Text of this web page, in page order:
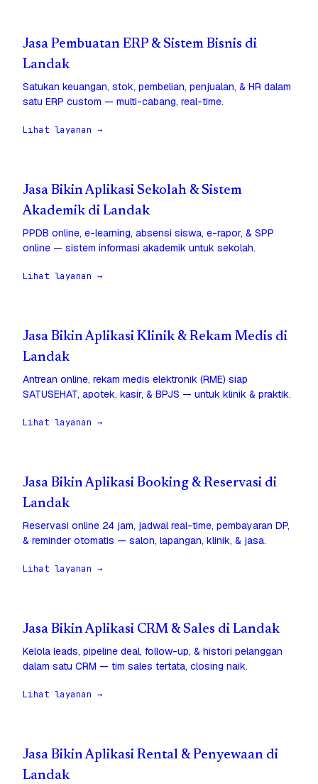
Jasa Pembuatan ERP & Sistem Bisnis di
Landak
Satukan keuangan, stok, pembelian, penjualan, & HR dalam
satu ERP custom — multi-cabang, real-time.
Lihat layanan →
Jasa Bikin Aplikasi Sekolah & Sistem
Akademik di Landak
PPDB online, e-learning, absensi siswa, e-rapor, & SPP
online — sistem informasi akademik untuk sekolah.
Lihat layanan →
Jasa Bikin Aplikasi Klinik & Rekam Medis di
Landak
Antrean online, rekam medis elektronik (RME) siap
SATUSEHAT, apotek, kasir, & BPJS — untuk klinik & praktik.
Lihat layanan →
Jasa Bikin Aplikasi Booking & Reservasi di
Landak
Reservasi online 24 jam, jadwal real-time, pembayaran DP,
& reminder otomatis — salon, lapangan, klinik, & jasa.
Lihat layanan →
Jasa Bikin Aplikasi CRM & Sales di Landak
Kelola leads, pipeline deal, follow-up, & histori pelanggan
dalam satu CRM — tim sales tertata, closing naik.
Lihat layanan →
Jasa Bikin Aplikasi Rental & Penyewaan di
Landak